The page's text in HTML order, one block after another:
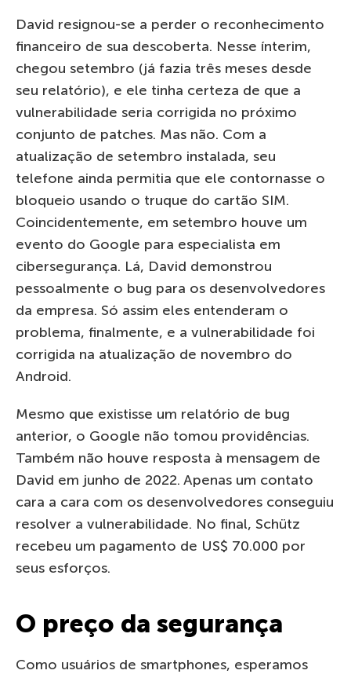
David resignou-se a perder o reconhecimento
financeiro de sua descoberta. Nesse ínterim,
chegou setembro (já fazia três meses desde
seu relatório), e ele tinha certeza de que a
vulnerabilidade seria corrigida no próximo
conjunto de patches. Mas não. Com a
atualização de setembro instalada, seu
telefone ainda permitia que ele contornasse o
bloqueio usando o truque do cartão SIM.
Coincidentemente, em setembro houve um
evento do Google para especialista em
cibersegurança. Lá, David demonstrou
pessoalmente o bug para os desenvolvedores
da empresa. Só assim eles entenderam o
problema, finalmente, e a vulnerabilidade foi
corrigida na atualização de novembro do
Android.
Mesmo que existisse um relatório de bug
anterior, o Google não tomou providências.
Também não houve resposta à mensagem de
David em junho de 2022. Apenas um contato
cara a cara com os desenvolvedores conseguiu
resolver a vulnerabilidade. No final, Schütz
recebeu um pagamento de US$ 70.000 por
seus esforços.
O preço da segurança
Como usuários de smartphones, esperamos